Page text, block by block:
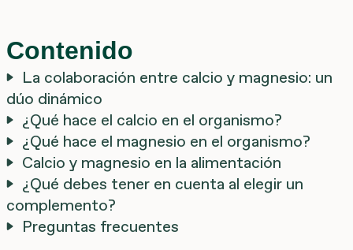
Contenido
La colaboración entre calcio y magnesio: un
dúo dinámico
¿Qué hace el calcio en el organismo?
¿Qué hace el magnesio en el organismo?
Calcio y magnesio en la alimentación
¿Qué debes tener en cuenta al elegir un
complemento?
Preguntas frecuentes